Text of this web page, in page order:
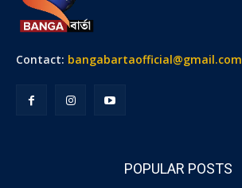
Contact: bangabartaofficial@gmail.com
POPULAR POSTS